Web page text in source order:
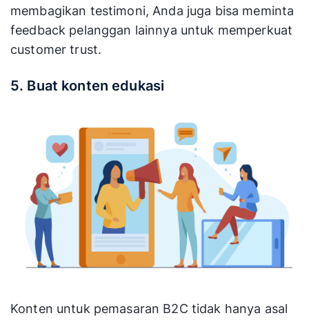
membagikan testimoni, Anda juga bisa meminta
feedback pelanggan lainnya untuk memperkuat
customer trust.
5. Buat konten edukasi
Konten untuk pemasaran B2C tidak hanya asal